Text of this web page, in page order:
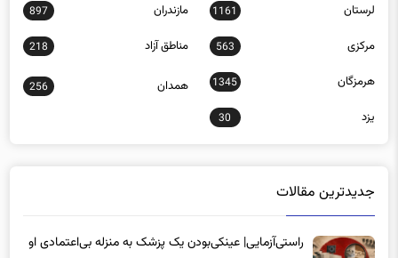
لرستان 1161 مازندران 897
مرکزی 563 مناطق آزاد 218
هرمزگان 1345 همدان 256
یزد 30
جدیدترین مقالات
راستی‌آزمایی| عینکی‌بودن یک پزشک به منزله بی‌اعتمادی او